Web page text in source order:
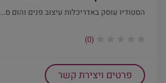
הסטודיו עוסק באדריכלות עיצוב פנים והום ס...
(0)
פרטים ויצירת קשר